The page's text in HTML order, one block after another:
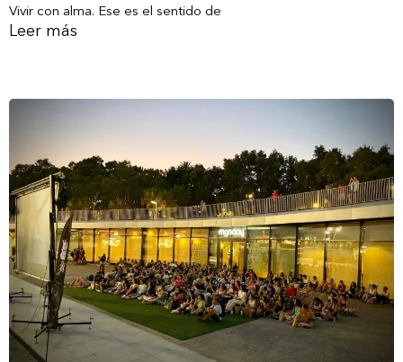
Vivir con alma. Ese es el sentido de
Leer más